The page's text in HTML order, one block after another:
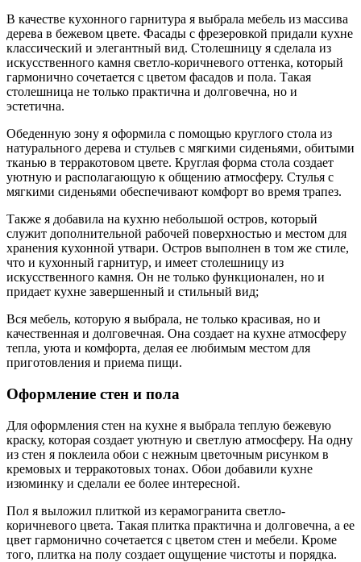
В качестве кухонного гарнитура я выбрала мебель из массива
дерева в бежевом цвете. Фасады с фрезеровкой придали кухне
классический и элегантный вид. Столешницу я сделала из
искусственного камня светло-коричневого оттенка, который
гармонично сочетается с цветом фасадов и пола. Такая
столешница не только практична и долговечна, но и
эстетична.
Обеденную зону я оформила с помощью круглого стола из
натурального дерева и стульев с мягкими сиденьями, обитыми
тканью в терракотовом цвете. Круглая форма стола создает
уютную и располагающую к общению атмосферу. Стулья с
мягкими сиденьями обеспечивают комфорт во время трапез.
Также я добавила на кухню небольшой остров, который
служит дополнительной рабочей поверхностью и местом для
хранения кухонной утвари. Остров выполнен в том же стиле,
что и кухонный гарнитур, и имеет столешницу из
искусственного камня. Он не только функционален, но и
придает кухне завершенный и стильный вид;
Вся мебель, которую я выбрала, не только красивая, но и
качественная и долговечная. Она создает на кухне атмосферу
тепла, уюта и комфорта, делая ее любимым местом для
приготовления и приема пищи.
Оформление стен и пола
Для оформления стен на кухне я выбрала теплую бежевую
краску, которая создает уютную и светлую атмосферу. На одну
из стен я поклеила обои с нежным цветочным рисунком в
кремовых и терракотовых тонах. Обои добавили кухне
изюминку и сделали ее более интересной.
Пол я выложил плиткой из керамогранита светло-
коричневого цвета. Такая плитка практична и долговечна, а ее
цвет гармонично сочетается с цветом стен и мебели. Кроме
того, плитка на полу создает ощущение чистоты и порядка.